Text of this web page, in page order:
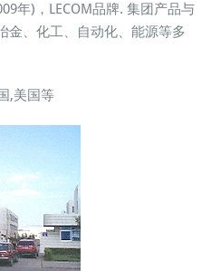
年)，LECOM品牌. 集团产品与
金、化工、自动化、能源等多
,美国等